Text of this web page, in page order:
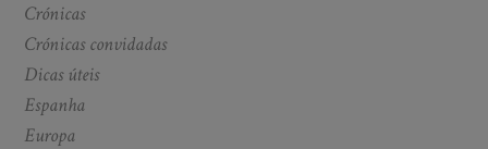
Crónicas
Crónicas convidadas
Dicas úteis
Espanha
Europa